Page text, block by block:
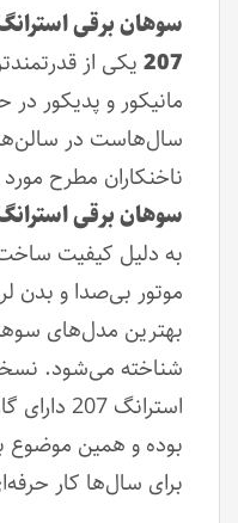
207یکی از
مانیکور و پدیکور
سال‌هاست در
ناخنکاران مطرح
سوهان برقی
به دلیل کیفیت
موتور بی‌صدا و بدن
بهترین مدل‌های
شناخته می‌شود.
بوده و همین موضوع
برای سال‌ها کار